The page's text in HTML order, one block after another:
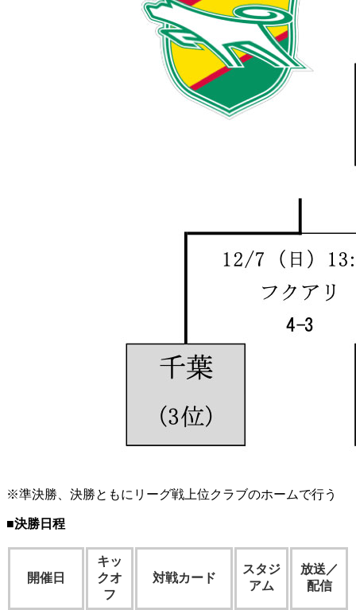
※準決勝、決勝ともにリーグ戦上位クラブのホームで行う
■決勝日程
開催日
キッ
クオ
フ
対戦カード
スタジ
アム
放送／
配信